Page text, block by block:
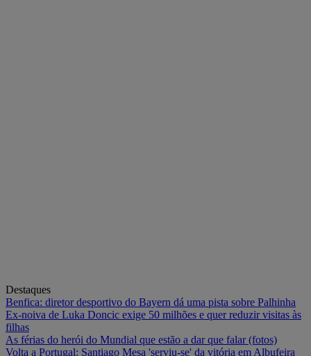
Destaques
Benfica: diretor desportivo do Bayern dá uma pista sobre Palhinha
Ex-noiva de Luka Doncic exige 50 milhões e quer reduzir visitas às
filhas
As férias do herói do Mundial que estão a dar que falar (fotos)
Volta a Portugal: Santiago Mesa 'serviu-se' da vitória em Albufeira